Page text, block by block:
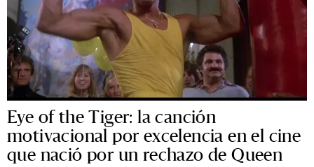
Eye of the Tiger: la canción
motivacional por excelencia en el cine
que nació por un rechazo de Queen